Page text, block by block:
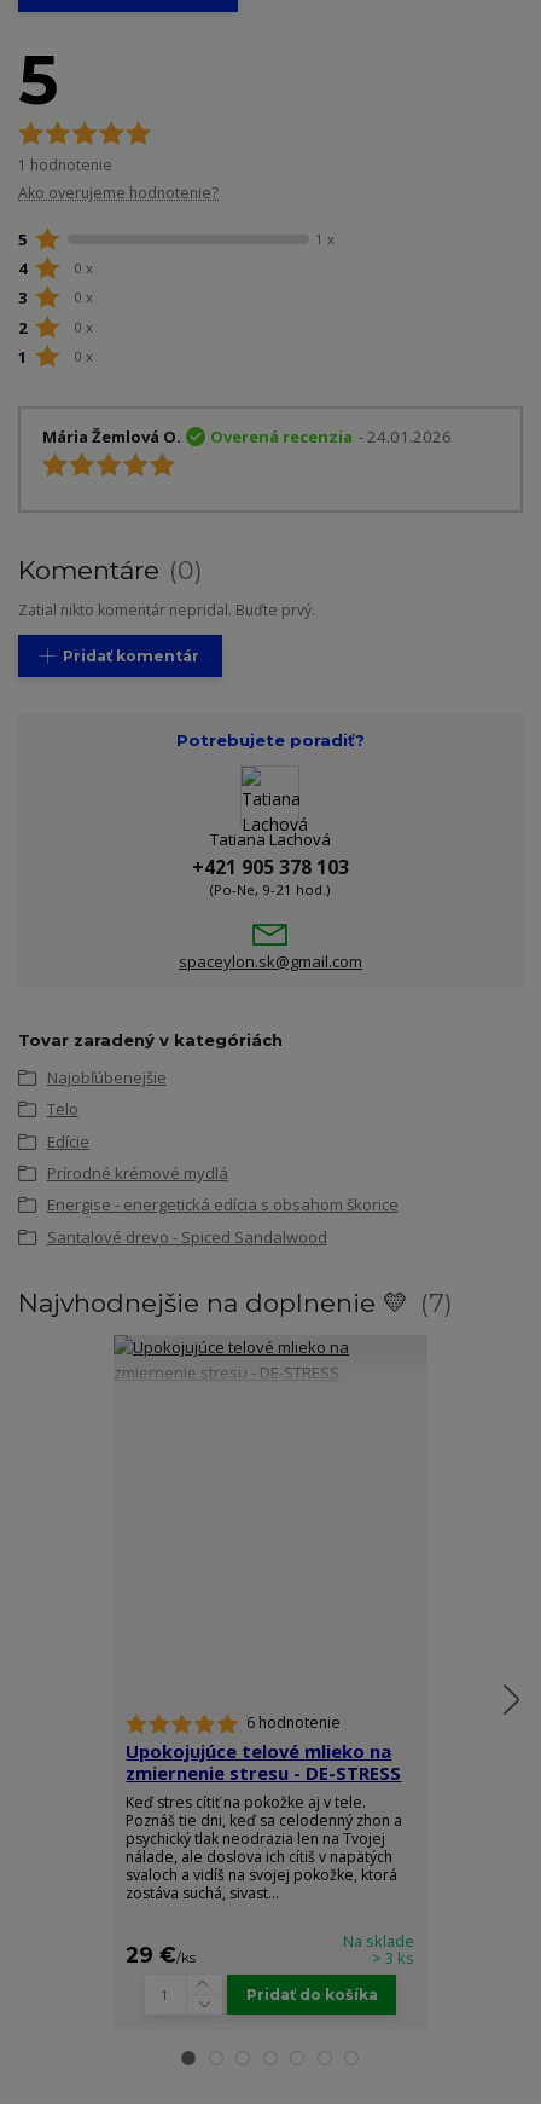
5
1 hodnotenie
Ako overujeme hodnotenie?
5 1 x
4 0 x
3 0 x
2 0 x
1 0 x
Mária Žemlová O. Overená recenzia - 24.01.2026
Komentáre 0
Zatial nikto komentár nepridal. Buďte prvý.
Pridať komentár
Potrebujete poradiť?
Tatiana Lachová
+421 905 378 103
(Po-Ne, 9-21 hod.)
spaceylon.sk@gmail.com
Tovar zaradený v kategóriách
Najobľúbenejšie
Telo
Edície
Prírodné krémové mydlá
Energise - energetická edícia s obsahom škorice
Santalové drevo - Spiced Sandalwood
Najvhodnejšie na doplnenie 💛 7
6 hodnotenie
Upokojujúce telové mlieko na
zmiernenie stresu - DE-STRESS
Keď stres cítiť na pokožke aj v tele.
Poznáš tie dni, keď sa celodenný zhon a
psychický tlak neodrazia len na Tvojej
nálade, ale doslova ich cítiš v napätých
svaloch a vidíš na svojej pokožke, ktorá
zostáva suchá, sivast...
29 €/ks
Na sklade
> 3 ks
Pridať do košíka